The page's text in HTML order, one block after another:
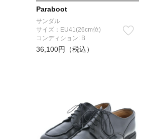
Paraboot
サンダル
サイズ：EU41(26cm位)
コンディション: B
36,100円（税込）